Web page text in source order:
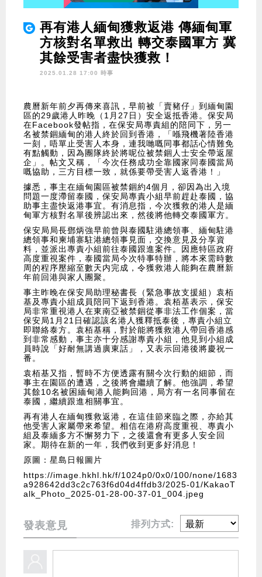
再有港人緬甸獲救返港 傳緬甸軍
方核對名單救出 轉交泰國軍方 冀
其餘受害者盡快獲救！
2025.01.28 17:00 時事
農曆新年前夕再傳來喜訊，早前被「賣豬仔」到緬甸園
區的29歲港人昨晚（1月27日）安全返抵香港。保安局
在Facebook發帖指，在保安局專責組的陪同下，另一
名被禁錮緬甸的港人終於回到香港，「喺飛機著陸香港
一刻，唔單止受害人本身，連我哋嘅同事都話心情難免
有點觸動，因為團隊終於將呢位被禁錮人士安全帶返屋
企」。帖文又稱，「今次任務成功全靠國家同泰國當局
嘅協助，三方目標一致，就係要帶受害人返香港！」
據悉，事主在緬甸園區被禁錮約4個月，卻因為出入境
問題一度滯留泰國，保安局專責小組早前趕赴泰國，協
助事主盡快返港事宜。有消息指，今次獲救的港人是緬
甸軍方核對名單後辨認出來，然後將他轉交泰國軍方。
保安局局長鄧炳強早前曾與泰國駐港總領事、緬甸駐港
總領事和柬埔寨駐港總領事見面，交換意見及分享資
料，並派出專責小組前往泰國跟進案件。因應特區政府
高度重視案件，泰國當局今次特事特辦，將本來需時數
周的程序壓縮至數天内完成，令獲救港人能夠在農曆新
年前回港與家人團聚。
事主昨晚在保安局助理秘書長（緊急事故支援組）袁栢
基及專責小組成員陪同下返到香港。袁栢基表示，保安
局非常重視港人在東南亞被禁錮從事非法工作個案，當
保安局1月21日確認該名港人獲釋抵泰後，專責小組立
即聯絡泰方。袁栢基稱，對於能將獲救港人帶回香港感
到非常感動，事主亦十分感謝專責小組，他見到小組成
員時說「好耐無講過廣東話」，又表示回港後將慶祝一
番。
袁栢基又指，暫時不方便透露有關今次行動的細節，而
事主在園區的遭遇，之後將會繼續了解。他強調，希望
其餘10名被困緬甸港人能夠回港，局方有一名同事留在
泰國，繼續跟進相關事宜。
再有港人在緬甸獲救返港，在這佳節來臨之際，亦給其
他受害人家屬帶來希望。相信在港府高度重視、專責小
組及泰緬多方不懈努力下，之後還會有更多人安全回
家。期待在新的一年，我們收到更多好消息！
原圖：星島日報圖片
https://image.hkhl.hk/f/1024p0/0x0/100/none/1683
a928642dd3c2c763f6d04d4ffdb3/2025-01/KakaoT
alk_Photo_2025-01-28-00-37-01_004.jpeg
發表意見 排列方式: